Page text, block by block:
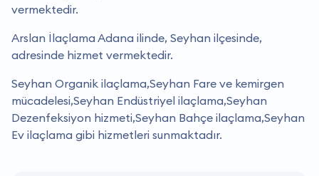
vermektedir.
Arslan İlaçlama Adana ilinde, Seyhan ilçesinde,
adresinde hizmet vermektedir.
Seyhan Organik ilaçlama,Seyhan Fare ve kemirgen
mücadelesi,Seyhan Endüstriyel ilaçlama,Seyhan
Dezenfeksiyon hizmeti,Seyhan Bahçe ilaçlama,Seyhan
Ev ilaçlama gibi hizmetleri sunmaktadır.